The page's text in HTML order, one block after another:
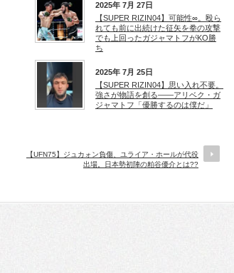
2025年 7月 27日
【SUPER RIZIN04】可能性∞。殴ら
れても前に出続けた征矢を拳の攻撃
でも上回ったガジャマトフがKO勝
ち
2025年 7月 25日
【SUPER RIZIN04】思い入れ不要。
強さが物語を創る――アリベク・ガ
ジャマトフ「優勝するのは僕だ」
【UFN75】ジュカォン負傷、ユライア・ホールが代役
出場。日本勢初陣の粕谷優介とは??